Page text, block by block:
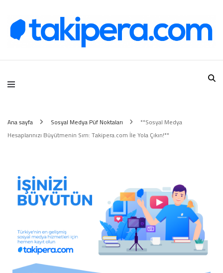
Takipera Dijital Hizmetler
Ana sayfa Sosyal Medya Püf Noktaları
**Sosyal Medya
Hesaplarınızı Büyütmenin Sırrı: Takipera.com İle Yola Çıkın!**